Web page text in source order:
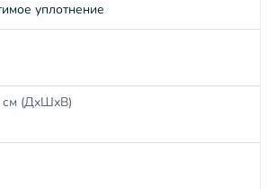
уплотнение
см (ДхШхВ)